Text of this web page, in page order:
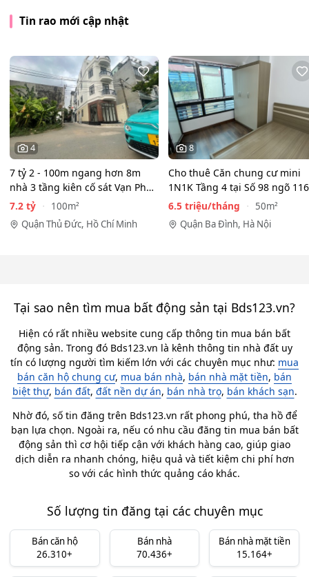
Tin rao mới cập nhật
4
7 tỷ 2 - 100m ngang hơn 8m
nhà 3 tầng kiên cố sát Vạn Phúc
City - HẺM XE HƠI…
7.2 tỷ
100m²
Quận Thủ Đức, Hồ Chí Minh
8
Cho thuê Căn chung cư mini
1N1K Tầng 4 tại Số 98 ngõ 116
Phan Kế Bính, Ba Đình.…
6.5 triệu/tháng
50m²
Quận Ba Đình, Hà Nội
Tại sao nên tìm mua bất động sản tại Bds123.vn?
Hiện có rất nhiều website cung cấp thông tin mua bán bất
động sản. Trong đó Bds123.vn là kênh thông tin nhà đất uy
tín có lượng người tìm kiếm lớn với các chuyên mục như: mua
bán căn hộ chung cư, mua bán nhà, bán nhà mặt tiền, bán
biệt thự, bán đất, đất nền dự án, bán nhà trọ, bán khách sạn.
Nhờ đó, số tin đăng trên Bds123.vn rất phong phú, tha hồ để
bạn lựa chọn. Ngoài ra, nếu có nhu cầu đăng tin mua bán bất
động sản thì cơ hội tiếp cận với khách hàng cao, giúp giao
dịch diễn ra nhanh chóng, hiệu quả và tiết kiệm chi phí hơn
so với các hình thức quảng cáo khác.
Số lượng tin đăng tại các chuyên mục
Bán căn hộ
26.310+
Bán nhà
70.436+
Bán nhà mặt tiền
15.164+